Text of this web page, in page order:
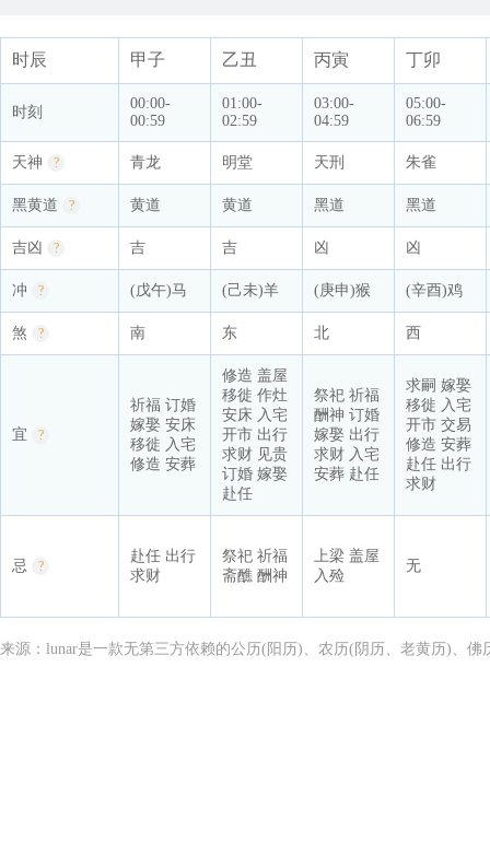
时辰 甲子 乙丑 丙寅 丁卯
时刻
00:00-
00:59
01:00-
02:59
03:00-
04:59
05:00-
06:59
天神 ? 青龙 明堂 天刑 朱雀
黑黄道 ? 黄道 黄道 黑道 黑道
吉凶 ? 吉 吉 凶 凶
冲 ? (戊午)马 (己未)羊 (庚申)猴 (辛酉)鸡
煞 ? 南 东 北 西
宜 ?
祈福 订婚
嫁娶 安床
移徙 入宅
修造 安葬
修造 盖屋
移徙 作灶
安床 入宅
开市 出行
求财 见贵
订婚 嫁娶
赴任
祭祀 祈福
酬神 订婚
嫁娶 出行
求财 入宅
安葬 赴任
求嗣 嫁娶
移徙 入宅
开市 交易
修造 安葬
赴任 出行
求财
忌 ?
赴任 出行
求财
祭祀 祈福
斋醮 酬神
上梁 盖屋
入殓
无
来源：lunar是一款无第三方依赖的公历(阳历)、农历(阴历、老黄历)、佛